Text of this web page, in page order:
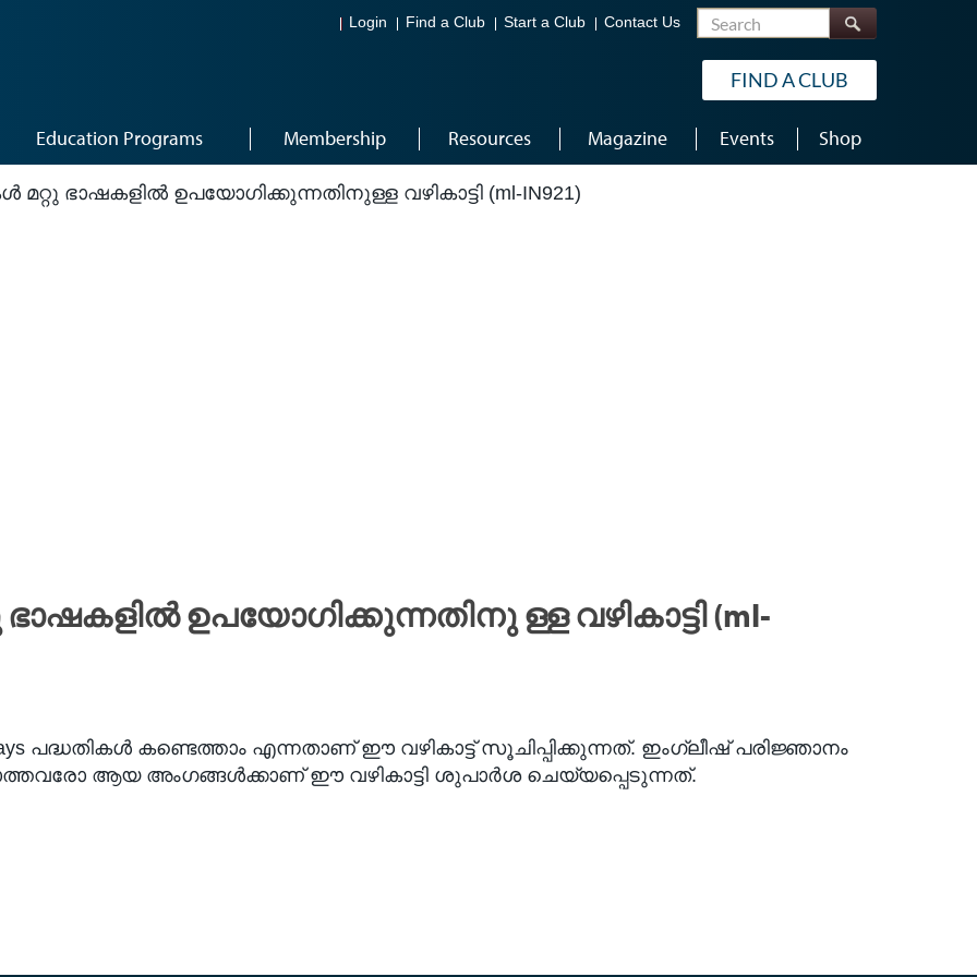
Login Find a Club Start a Club Contact Us Search
FIND A CLUB
Education Programs Membership Resources Magazine Events Shop
മറ്റു ഭാഷകളിൽ ഉപയോഗിക്കുന്നതിനുള്ള വഴികാട്ടി (ml-IN921)
ഭാഷകളിൽ ഉപയോഗിക്കുന്നതിനു ള്ള വഴികാട്ടി (ml-
പദ്ധതികൾ കണ്ടെത്താം എന്നതാണ് ഈ വഴികാട്ട് സൂചിപ്പിക്കുന്നത്. ഇംഗ്ലീഷ് പരിജ്ഞാനം
ആയ അംഗങ്ങൾക്കാണ് ഈ വഴികാട്ടി ശുപാർശ ചെയ്യപ്പെടുന്നത്.